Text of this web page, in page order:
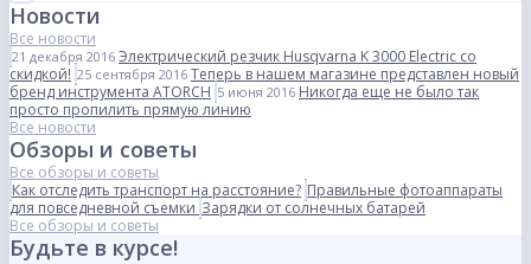
Новости
Все новости
21 декабря 2016 Электрический резчик Husqvarna K 3000 Electric со
скидкой! 25 сентября 2016 Теперь в нашем магазине представлен новый
бренд инструмента ATORCH 5 июня 2016 Никогда еще не было так
просто пропилить прямую линию
Все новости
Обзоры и советы
Все обзоры и советы
Как отследить транспорт на расстояние? Правильные фотоаппараты
для повседневной съемки Зарядки от солнечных батарей
Все обзоры и советы
Будьте в курсе!